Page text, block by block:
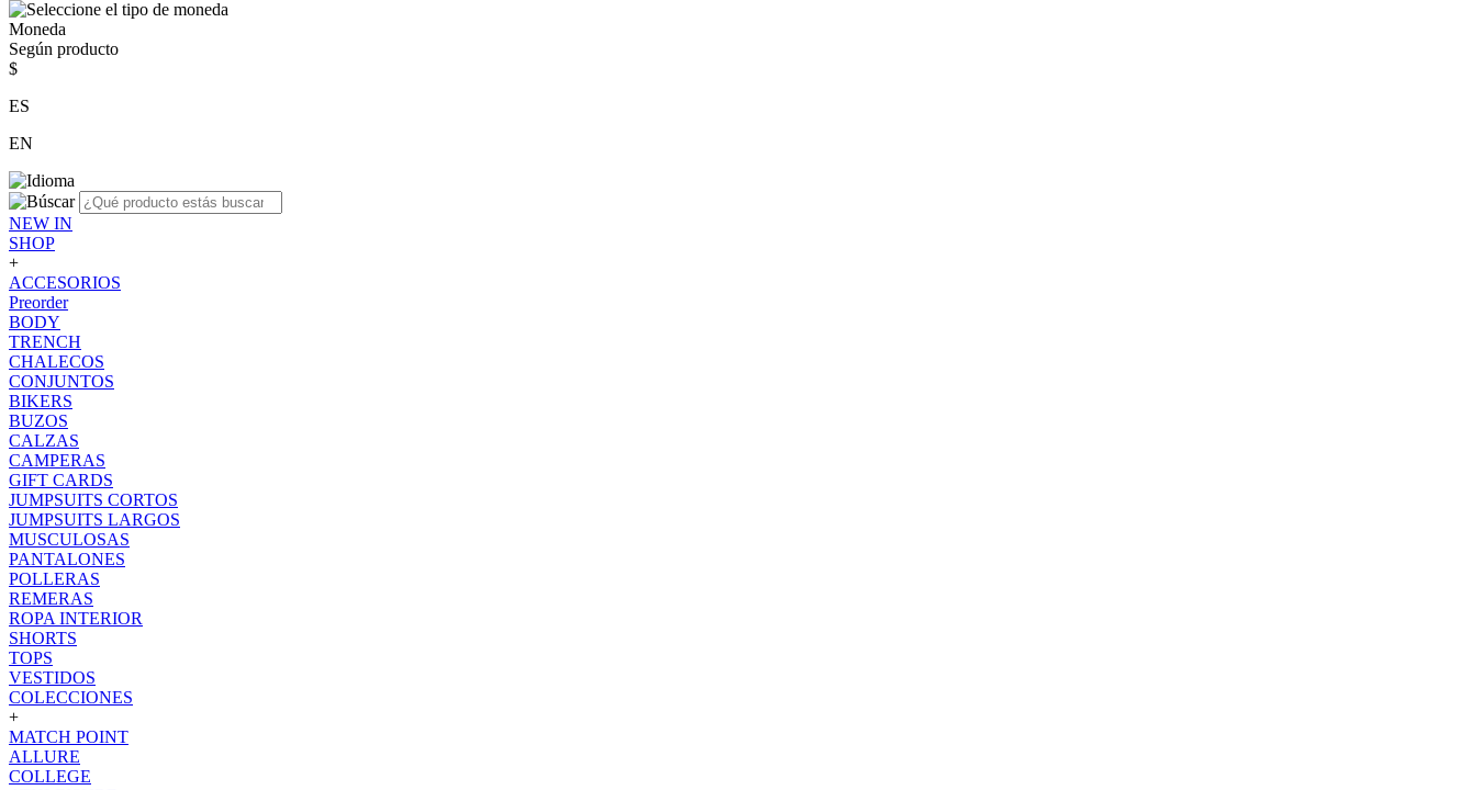
Moneda
Según producto
$
ES
EN
NEW IN
SHOP
+
ACCESORIOS
Preorder
BODY
TRENCH
CHALECOS
CONJUNTOS
BIKERS
BUZOS
CALZAS
CAMPERAS
GIFT CARDS
JUMPSUITS CORTOS
JUMPSUITS LARGOS
MUSCULOSAS
PANTALONES
POLLERAS
REMERAS
ROPA INTERIOR
SHORTS
TOPS
VESTIDOS
COLECCIONES
+
MATCH POINT
ALLURE
COLLEGE